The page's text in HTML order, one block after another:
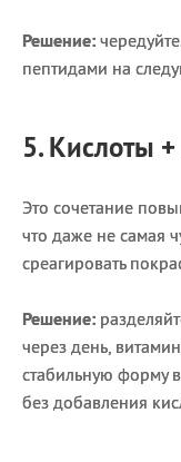
Решение:
пептидами на
5. Кислоты
Это сочетание
что даже не самая
среагировать
Решение:
через день,
стабильную форму
без добавления